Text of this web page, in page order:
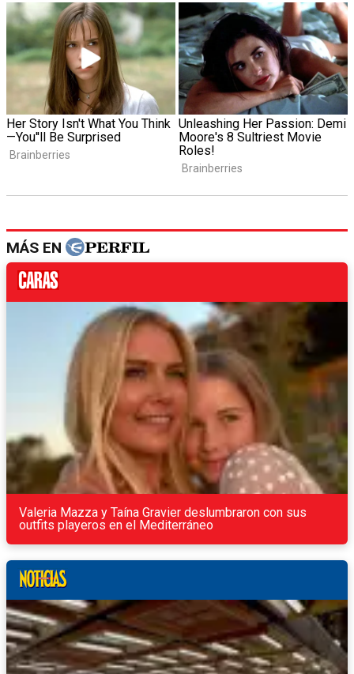
MÁS EN
Valeria Mazza y Taína Gravier deslumbraron con sus
outfits playeros en el Mediterráneo